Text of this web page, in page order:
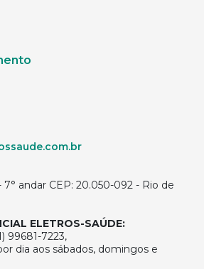
7° andar CEP: 20.050-092 - Rio de
ELETROS-SAÚDE:
99681-7223,
dia aos sábados, domingos e